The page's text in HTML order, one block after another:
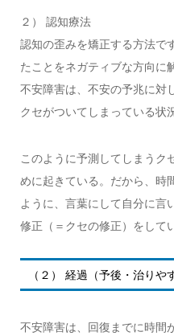
２） 認知療法
認知の歪みを矯正する方法で
たことをネガティブな方向に
不安障害は、不安の予兆に対
クセがついてしまっている状
このように予測してしまうク
めに起きている。だから、時
ように、言葉にして自分に言
修正（＝クセの修正）をして
（２） 経過（予後・治りや
不安障害は、回復までに時間